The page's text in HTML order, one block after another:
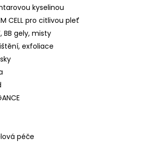
kyselinou
CELL pro citlivou pleť
BB gely, misty
exfoliace
péče